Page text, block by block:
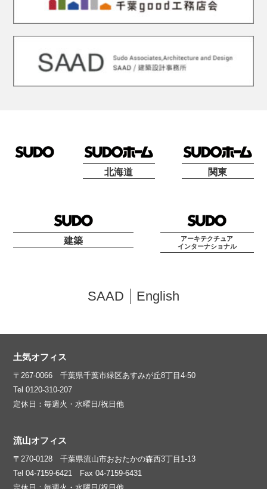
北海道 関東
建築
アーキテクチュア
インターナショナル
SAAD English
土気オフィス
〒267-0066 千葉県千葉市緑区あすみが丘8丁目4-50
Tel 0120-310-207
定休日：毎週火・水曜日/祝日他
流山オフィス
〒270-0128 千葉県流山市おおたかの森西3丁目1-13
Tel 04-7159-6421 Fax 04-7159-6431